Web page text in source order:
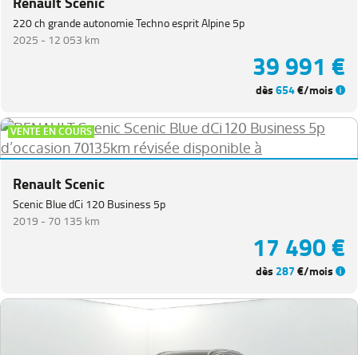
220 ch grande autonomie Techno esprit Alpine 5p
2025 - 12 053 km
39 991 €
dès654€/mois
VENTE EN COURS
Renault Scenic
Scenic Blue dCi 120 Business 5p
2019 -70 135 km
17 490 €
dès 287€/mois